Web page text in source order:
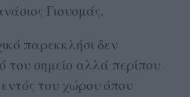
Γιουσμάς.
παρεκκλήσι δεν
του σημείο αλλά περίπου
του χώρου όπου